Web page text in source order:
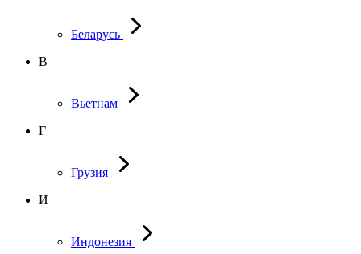
Беларусь
В
Вьетнам
Г
Грузия
И
Индонезия